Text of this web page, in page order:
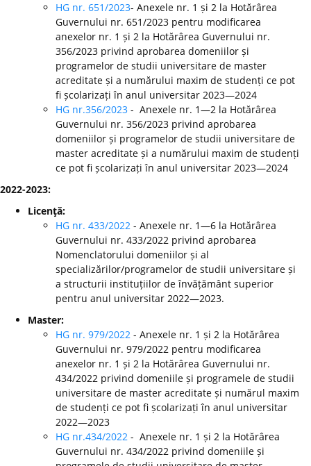
HG nr. 651/2023- Anexele nr. 1 și 2 la Hotărârea
Guvernului nr. 651/2023 pentru modificarea
anexelor nr. 1 și 2 la Hotărârea Guvernului nr.
356/2023 privind aprobarea domeniilor și
programelor de studii universitare de master
acreditate și a numărului maxim de studenți ce pot
fi școlarizați în anul universitar 2023—2024
HG nr.356/2023 - Anexele nr. 1—2 la Hotărârea
Guvernului nr. 356/2023 privind aprobarea
domeniilor și programelor de studii universitare de
master acreditate și a numărului maxim de studenți
ce pot fi școlarizați în anul universitar 2023—2024
2022-2023:
Licenţă:
HG nr. 433/2022 - Anexele nr. 1—6 la Hotărârea
Guvernului nr. 433/2022 privind aprobarea
Nomenclatorului domeniilor și al
specializărilor/programelor de studii universitare și
a structurii instituțiilor de învățământ superior
pentru anul universitar 2022—2023.
Master:
HG nr. 979/2022 - Anexele nr. 1 și 2 la Hotărârea
Guvernului nr. 979/2022 pentru modificarea
anexelor nr. 1 și 2 la Hotărârea Guvernului nr.
434/2022 privind domeniile și programele de studii
universitare de master acreditate și numărul maxim
de studenți ce pot fi școlarizați în anul universitar
2022—2023
HG nr.434/2022 - Anexele nr. 1 și 2 la Hotărârea
Guvernului nr. 434/2022 privind domeniile și